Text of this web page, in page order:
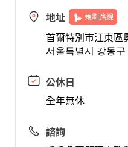
地址 規劃路線
首爾特別市江東區
서울특별시 강동
公休日
全年無休
諮詢